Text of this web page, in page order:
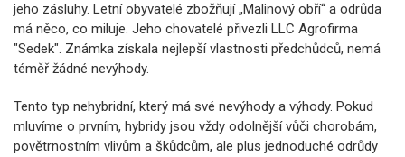
jeho zásluhy. Letní obyvatelé zbožňují „Malinový obří“ a odrůda
má něco, co miluje. Jeho chovatelé přivezli LLC Agrofirma
"Sedek". Známka získala nejlepší vlastnosti předchůdců, nemá
téměř žádné nevýhody.
Tento typ nehybridní, který má své nevýhody a výhody. Pokud
mluvíme o prvním, hybridy jsou vždy odolnější vůči chorobám,
povětrnostním vlivům a škůdcům, ale plus jednoduché odrůdy